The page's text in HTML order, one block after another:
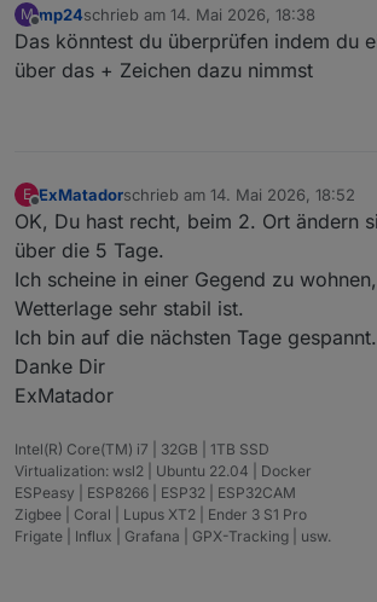
M
Offline
mp24schrieb am 14. Mai 2026, 18:38
zuletzt editiert von
Das könntest du überprüfen indem du
über das + Zeichen dazu nimmst
E
Offline
ExMatadorschrieb am 14. Mai 2026, 18:52
zuletzt editiert von
OK, Du hast recht, beim 2. Ort ändern
über die 5 Tage.
Ich scheine in einer Gegend zu
Wetterlage sehr stabil ist.
Ich bin auf die nächsten Tage gespannt.
Danke Dir
ExMatador
Intel(R) Core(TM) i7 | 32GB | 1TB SSD
Virtualization: wsl2 | Ubuntu 22.04 | Docker
ESPeasy | ESP8266 | ESP32 | ESP32CAM
Zigbee | Coral | Lupus XT2 | Ender 3 S1 Pro
Frigate | Influx | Grafana | GPX-Tracking | usw.